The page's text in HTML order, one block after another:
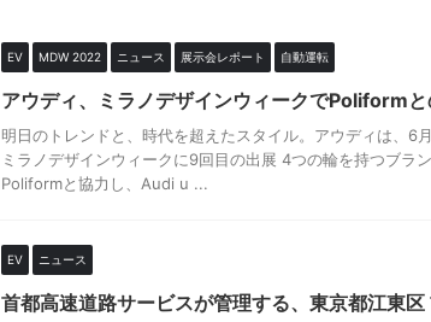
EV MDW 2022 ニュース 展示会レポート 自動運転
アウディ、ミラノデザインウィークでPoliform
明日のトレンドと、時代を超えたスタイル。アウディは、6
ミラノデザインウィークに9回目の出展 4つの輪を持つブラ
Poliformと協力し、Audi u ...
EV ニュース
首都高速道路サービスが管理する、東京都江東